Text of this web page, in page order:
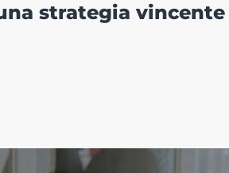
strategia vincente